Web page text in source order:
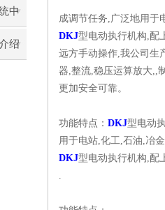
中
绍
成调节任务,广泛地用于
DKJ型电动执行机构,配
远方手动操作,我公司生
器,整流,稳压运算放大,,
更加安全可靠。
功能特点： DKJ型电动
用于电站,化工,石油,冶
DKJ型电动执行机构,配
.